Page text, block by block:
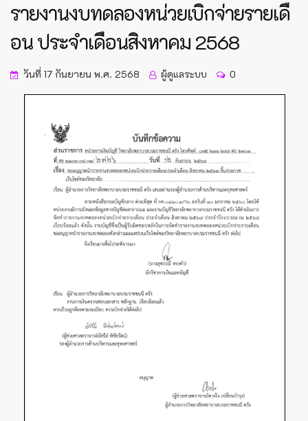
รายงานงบทดลองหน่วยเบิกจ่ายรายเดื
อน ประจำเดือนสิงหาคม 2568
วันที่ 17 กันยายน พ.ศ. 2568 ผู้ดูแลระบบ 0